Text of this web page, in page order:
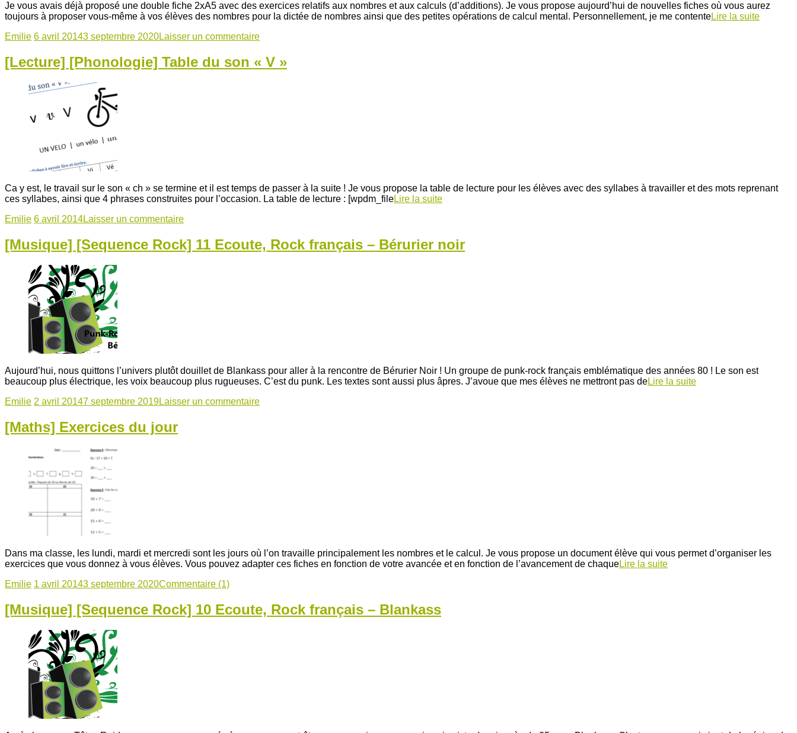
Je vous avais déjà proposé une double fiche 2xA5 avec des exercices relatifs aux nombres et aux calculs (d’additions). Je vous propose aujourd’hui de nouvelles fiches où vous aurez
toujours à proposer vous-même à vos élèves des nombres pour la dictée de nombres ainsi que des petites opérations de calcul mental. Personnellement, je me contenteLire la suite
Emilie 6 avril 20143 septembre 2020Laisser un commentaire
[Lecture] [Phonologie] Table du son « V »
Ca y est, le travail sur le son « ch » se termine et il est temps de passer à la suite ! Je vous propose la table de lecture pour les élèves avec des syllabes à travailler et des mots reprenant
ces syllabes, ainsi que 4 phrases construites pour l’occasion. La table de lecture : [wpdm_fileLire la suite
Emilie 6 avril 2014Laisser un commentaire
[Musique] [Sequence Rock] 11 Ecoute, Rock français – Bérurier noir
Aujourd’hui, nous quittons l’univers plutôt douillet de Blankass pour aller à la rencontre de Bérurier Noir ! Un groupe de punk-rock français emblématique des années 80 ! Le son est
beaucoup plus électrique, les voix beaucoup plus rugueuses. C’est du punk. Les textes sont aussi plus âpres. J’avoue que mes élèves ne mettront pas deLire la suite
Emilie 2 avril 20147 septembre 2019Laisser un commentaire
[Maths] Exercices du jour
Dans ma classe, les lundi, mardi et mercredi sont les jours où l’on travaille principalement les nombres et le calcul. Je vous propose un document élève qui vous permet d’organiser les
exercices que vous donnez à vous élèves. Vous pouvez adapter ces fiches en fonction de votre avancée et en fonction de l’avancement de chaqueLire la suite
Emilie 1 avril 20143 septembre 2020Commentaire (1)
[Musique] [Sequence Rock] 10 Ecoute, Rock français – Blankass